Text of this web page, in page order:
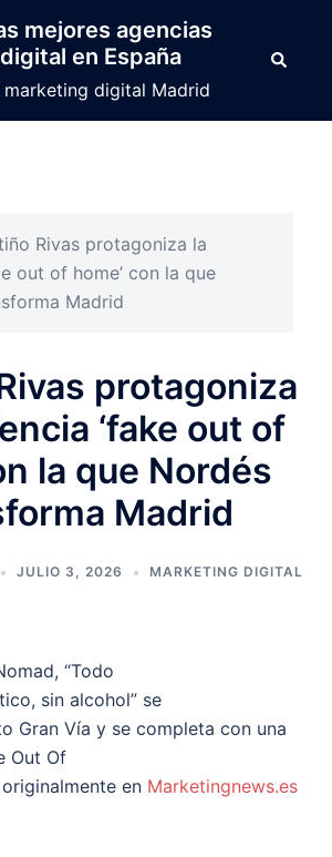
mejores agencias
en España
marketing digital Madrid
Buscar
Rivas protagoniza la
out of home’ con la que
Madrid
protagoniza
‘fake out of
la que Nordés
Madrid
JULIO 3, 2026 MARKETING DIGITAL
“Todo
sin alcohol” se
Gran Vía y se completa con una
Out Of
en Marketingnews.es